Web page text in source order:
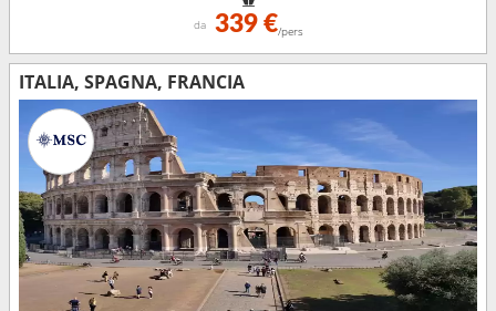
da 339 €/pers
ITALIA, SPAGNA, FRANCIA